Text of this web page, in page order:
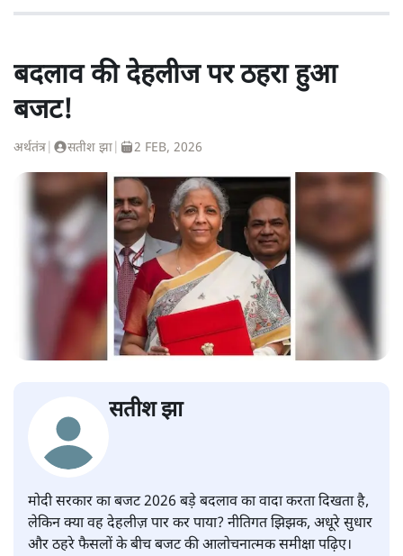
बदलाव की देहलीज पर ठहरा हुआ
बजट!
अर्थतंत्र सतीश झा 2 FEB, 2026
सतीश झा
मोदी सरकार का बजट 2026 बड़े बदलाव का वादा करता दिखता है,
लेकिन क्या वह देहलीज़ पार कर पाया? नीतिगत झिझक, अधूरे सुधार
और ठहरे फैसलों के बीच बजट की आलोचनात्मक समीक्षा पढ़िए।